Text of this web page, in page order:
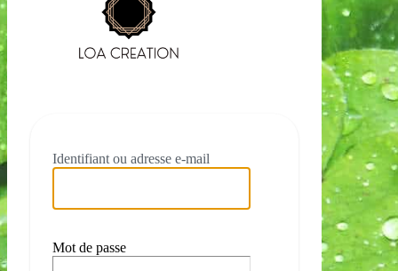
Identifiant ou adresse e-mail
Mot de passe